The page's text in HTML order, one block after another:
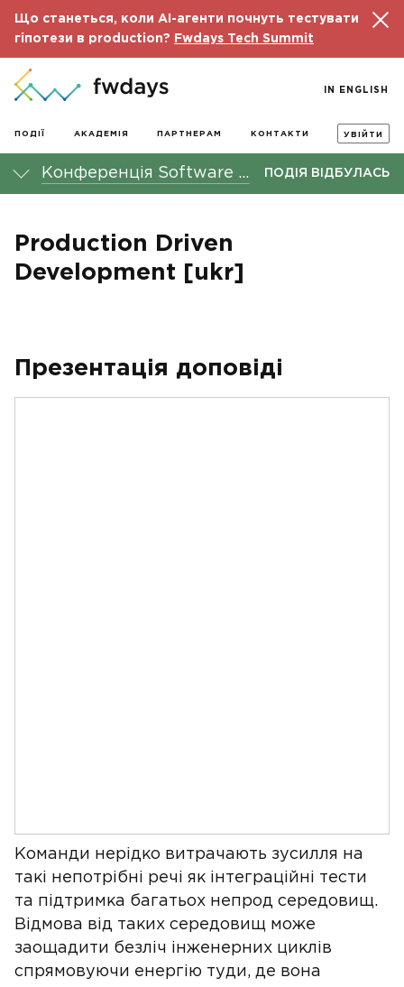
Що станеться, коли AI-агенти почнуть тестувати
гіпотези в production?
Fwdays Tech Summit
ПОДІЇ АКАДЕМІЯ ПАРТНЕРАМ КОНТАКТИ УВІЙТИ
IN ENGLISH
Конференція Software Architecture fwdays'21 ПОДІЯ ВІДБУЛАСЬ
Production Driven
Development [ukr]
Презентація доповіді
Команди нерідко витрачають зусилля на
такі непотрібні речі як інтеграційні тести
та підтримка багатьох непрод середовищ.
Відмова від таких середовищ може
заощадити безліч інженерних циклів
спрямовуючи енергію туди, де вона